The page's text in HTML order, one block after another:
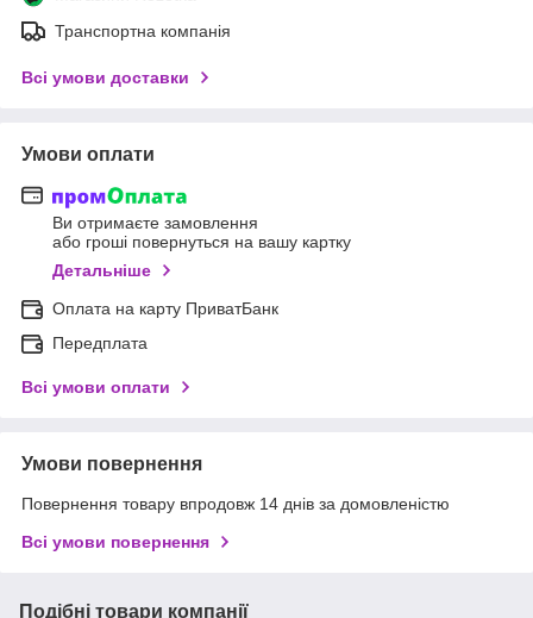
Транспортна компанія
Всі умови доставки
Умови оплати
Ви отримаєте замовлення
або гроші повернуться на вашу картку
Детальніше
Оплата на карту ПриватБанк
Передплата
Всі умови оплати
Умови повернення
Повернення товару впродовж 14 днів за домовленістю
Всі умови повернення
Подібні товари компанії